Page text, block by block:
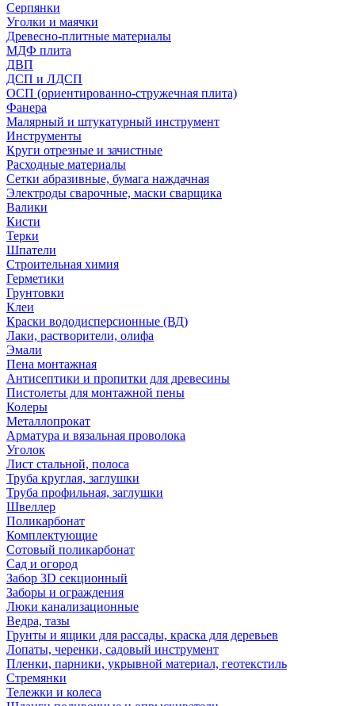
Серпянки
Уголки и маячки
Древесно-плитные материалы
МДФ плита
ДВП
ДСП и ЛДСП
ОСП (ориентированно-стружечная плита)
Фанера
Малярный и штукатурный инструмент
Инструменты
Круги отрезные и зачистные
Расходные материалы
Сетки абразивные, бумага наждачная
Электроды сварочные, маски сварщика
Валики
Кисти
Терки
Шпатели
Строительная химия
Герметики
Грунтовки
Клеи
Краски вододисперсионные (ВД)
Лаки, растворители, олифа
Эмали
Пена монтажная
Антисептики и пропитки для древесины
Пистолеты для монтажной пены
Колеры
Металлопрокат
Арматура и вязальная проволока
Уголок
Лист стальной, полоса
Труба круглая, заглушки
Труба профильная, заглушки
Швеллер
Поликарбонат
Комплектующие
Сотовый поликарбонат
Сад и огород
Забор 3D секционный
Заборы и ограждения
Люки канализационные
Ведра, тазы
Грунты и ящики для рассады, краска для деревьев
Лопаты, черенки, садовый инструмент
Пленки, парники, укрывной материал, геотекстиль
Стремянки
Тележки и колеса